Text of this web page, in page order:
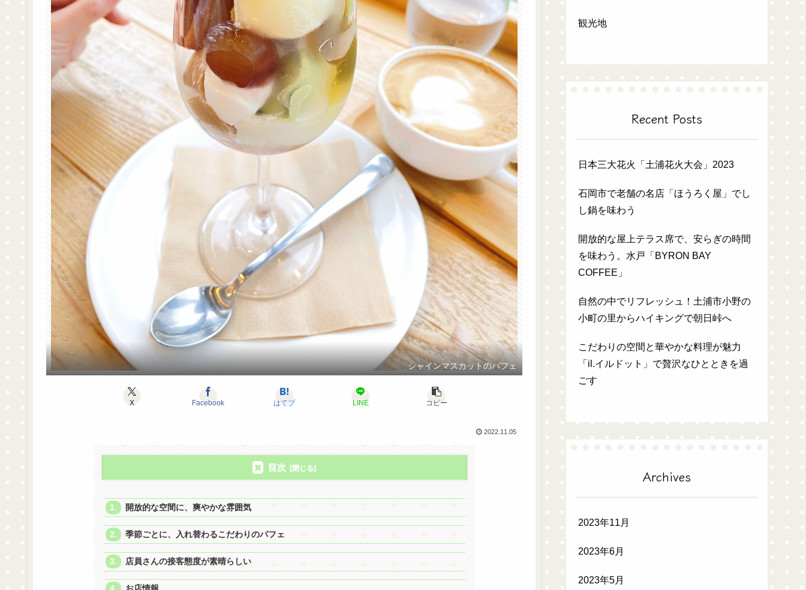
シャインマスカットのパフェ
X Facebook はてブ LINE コピー
2022.11.05
目次
開放的な空間に、爽やかな雰囲気
季節ごとに、入れ替わるこだわりのパフェ
店員さんの接客態度が素晴らしい
観光地
Recent Posts
日本三大花火「土浦花火大会」2023
石岡市で老舗の名店「ほうろく屋」でし
し鍋を味わう
開放的な屋上テラス席で、安らぎの時間
を味わう。水戸「BYRON BAY
COFFEE」
自然の中でリフレッシュ！土浦市小野の
小町の里からハイキングで朝日峠へ
こだわりの空間と華やかな料理が魅力
「il.イルドット」で贅沢なひとときを過
ごす
Archives
2023年11月
2023年6月
2023年5月